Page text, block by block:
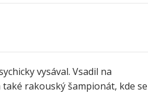
vysával. Vsadil na
rakouský šampionát, kde se